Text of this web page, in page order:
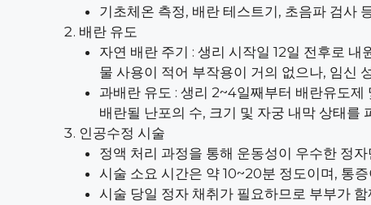
기초체온 측정, 배란 테스트기, 초음파 검사
배란 유도
자연 배란 주기 : 생리 시작일 12일 전후로
물 사용이 적어 부작용이 거의 없으나, 임신
과배란 유도 : 생리 2~4일째부터 배란유도제
배란될 난포의 수, 크기 및 자궁 내막 상태를
인공수정 시술
정액 처리 과정을 통해 운동성이 우수한 정
시술 소요 시간은 약 10~20분 정도이며, 통
시술 당일 정자 채취가 필요하므로 부부가